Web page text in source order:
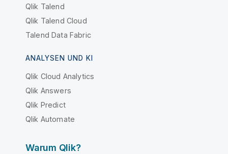
Qlik Talend
Qlik Talend Cloud
Talend Data Fabric
ANALYSEN UND KI
Qlik Cloud Analytics
Qlik Answers
Qlik Predict
Qlik Automate
Warum Qlik?